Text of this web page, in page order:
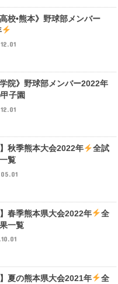
高校•熊本》野球部メンバー
学院》野球部メンバー2022年
子園
】秋季熊本大会2022年
全試
覧
】春季熊本県大会2022年
全
一覧
】夏の熊本県大会2021年
全